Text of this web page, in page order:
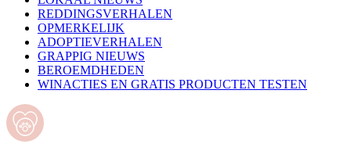
REDDINGSVERHALEN
OPMERKELIJK
ADOPTIEVERHALEN
GRAPPIG NIEUWS
BEROEMDHEDEN
WINACTIES EN GRATIS PRODUCTEN TESTEN